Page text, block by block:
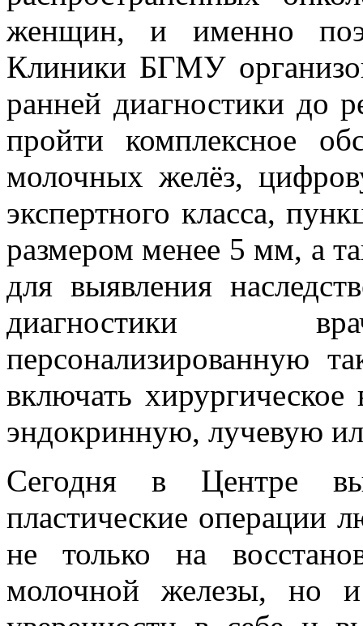
женщин, и именно
Клиники БГМУ
ранней диагностики до
пройти комплексное
молочных желёз,
экспертного класса,
размером менее 5 мм, а
для выявления
диагностики
персонализированную
включать
эндокринную, лучевую
Сегодня в Центре
пластические операции
не только на
молочной железы, но и